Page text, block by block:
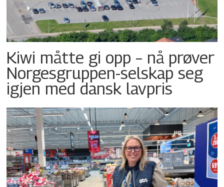
Kiwi måtte gi opp – nå prøver
Norgesgruppen-selskap seg
igjen med dansk lavpris